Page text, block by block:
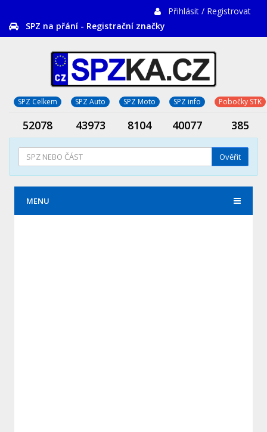
Přihlásit / Registrovat
SPZ na přání - Registrační značky
SPZ Celkem SPZ Auto SPZ Moto SPZ info Pobočky STK
52078 43973 8104 40077 385
Ověřit
MENU